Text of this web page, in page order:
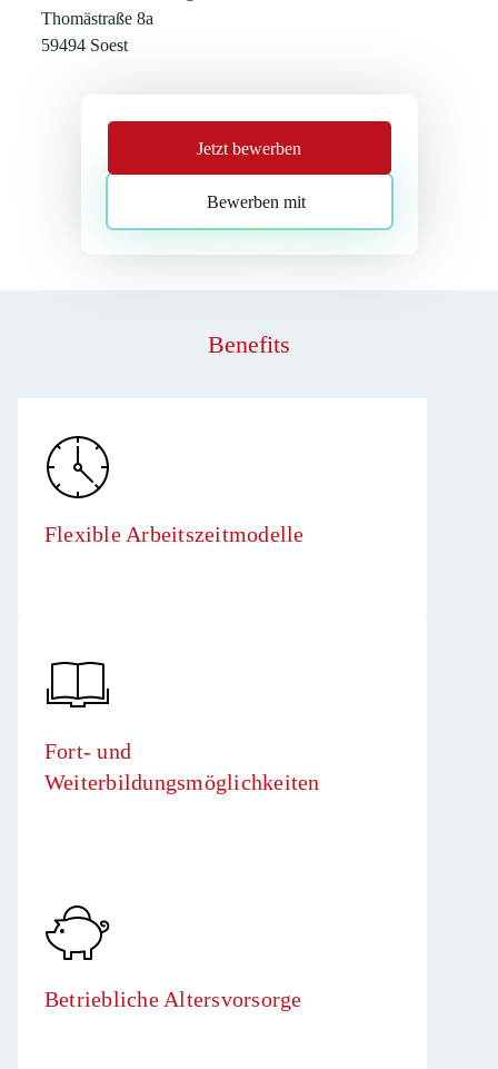
Thomästraße 8a
59494 Soest
Jetzt bewerben
Bewerben mit
Benefits
Flexible Arbeitszeitmodelle
Fort- und
Weiterbildungsmöglichkeiten
Betriebliche Altersvorsorge